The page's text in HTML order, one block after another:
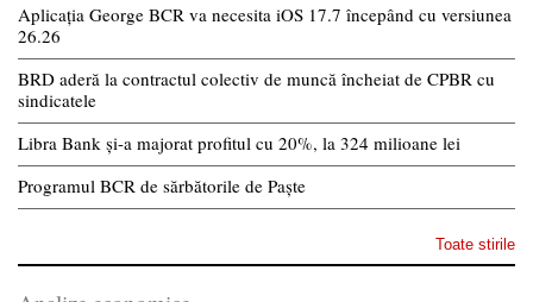
Aplicația George BCR va necesita iOS 17.7 începând cu versiunea
26.26
BRD aderă la contractul colectiv de muncă încheiat de CPBR cu
sindicatele
Libra Bank și-a majorat profitul cu 20%, la 324 milioane lei
Programul BCR de sărbătorile de Paște
Toate stirile